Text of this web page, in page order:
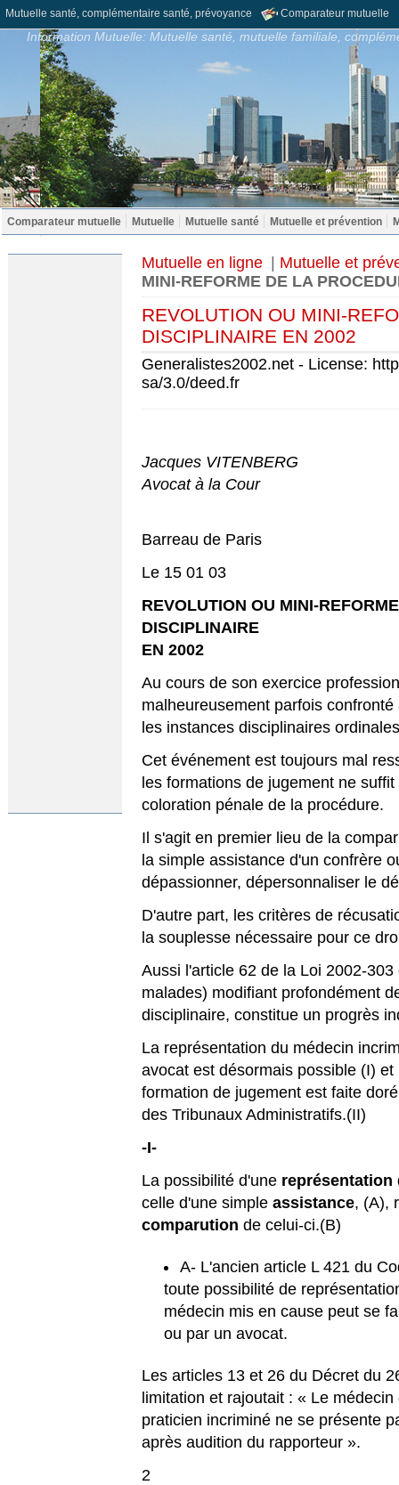
Mutuelle santé, complémentaire santé, prévoyance Comparateur mutuelle
Information Mutuelle: Mutuelle santé, mutuelle familiale,
Comparateur mutuelle Mutuelle Mutuelle santé Mutuelle et prévention
Mutuelle en ligne
Mutuelle et
MINI-REFORME DE LA
REVOLUTION OU MINI-
DISCIPLINAIRE EN 2002
Generalistes2002.net - License:
sa/3.0/deed.fr
Jacques VITENBERG
Avocat à la Cour
Barreau de Paris
Le 15 01 03
REVOLUTION OU MINI-
DISCIPLINAIRE
EN 2002
Au cours de son exercice
malheureusement parfois
les instances disciplinaires
Cet événement est toujours mal
les formations de jugement ne
coloration pénale de la procédure.
Il s'agit en premier lieu de la
la simple assistance d'un confrère
dépassionner, dépersonnaliser le
D'autre part, les critères de
la souplesse nécessaire pour ce
Aussi l'article 62 de la Loi 2002-
malades) modifiant profondément
disciplinaire, constitue un progrès
La représentation du médecin
avocat est désormais possible (I)
formation de jugement est faite
des Tribunaux Administratifs.(II)
-I-
La possibilité d'une représentation
celle d'une simple assistance, (A),
comparution de celui-ci.(B)
A- L'ancien article L 421 du
toute possibilité de
médecin mis en cause peut se
ou par un avocat.
Les articles 13 et 26 du Décret du
limitation et rajoutait : « Le
praticien incriminé ne se présente
après audition du rapporteur ».
2